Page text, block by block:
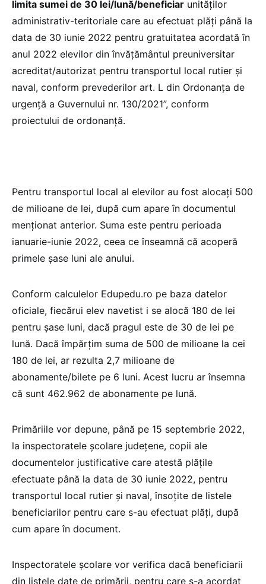
limita sumei de 30 lei/lună/beneficiar unităților
administrativ-teritoriale care au efectuat plăți până la
data de 30 iunie 2022 pentru gratuitatea acordată în
anul 2022 elevilor din învățământul preuniversitar
acreditat/autorizat pentru transportul local rutier şi
naval, conform prevederilor art. L din Ordonanța de
urgență a Guvernului nr. 130/2021”, conform
proiectului de ordonanță.
Pentru transportul local al elevilor au fost alocați 500
de milioane de lei, după cum apare în documentul
menționat anterior. Suma este pentru perioada
ianuarie-iunie 2022, ceea ce înseamnă că acoperă
primele șase luni ale anului.
Conform calculelor Edupedu.ro pe baza datelor
oficiale, fiecărui elev navetist i se alocă 180 de lei
pentru șase luni, dacă pragul este de 30 de lei pe
lună. Dacă împărțim suma de 500 de milioane la cei
180 de lei, ar rezulta 2,7 milioane de
abonamente/bilete pe 6 luni. Acest lucru ar însemna
că sunt 462.962 de abonamente pe lună.
Primăriile vor depune, până pe 15 septembrie 2022,
la inspectoratele școlare județene, copii ale
documentelor justificative care atestă plățile
efectuate până la data de 30 iunie 2022, pentru
transportul local rutier și naval, însoțite de listele
beneficiarilor pentru care s-au efectuat plăți, după
cum apare în document.
Inspectoratele școlare vor verifica dacă beneficiarii
din listele date de primării, pentru care s-a acordat